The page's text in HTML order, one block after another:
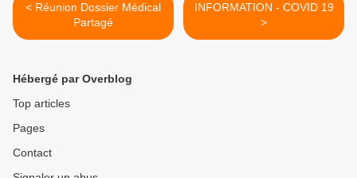
< Réunion Dossier Médical
Partagé
INFORMATION - COVID 19
>
Hébergé par Overblog
Top articles
Pages
Contact